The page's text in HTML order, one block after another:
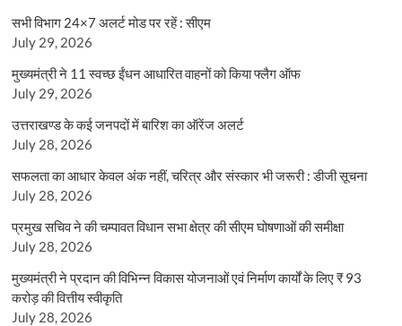
सभी विभाग 24×7 अलर्ट मोड पर रहें : सीएम
July 29, 2026
मुख्यमंत्री ने 11 स्वच्छ ईंधन आधारित वाहनों को किया फ्लैग ऑफ
July 29, 2026
उत्तराखण्ड के कई जनपदों में बारिश का ऑरेंज अलर्ट
July 28, 2026
सफलता का आधार केवल अंक नहीं, चरित्र और संस्कार भी जरूरी : डीजी सूचना
July 28, 2026
प्रमुख सचिव ने की चम्पावत विधान सभा क्षेत्र की सीएम घोषणाओं की समीक्षा
July 28, 2026
मुख्यमंत्री ने प्रदान की विभिन्न विकास योजनाओं एवं निर्माण कार्यों के लिए ₹ 93
करोड़ की वित्तीय स्वीकृति
July 28, 2026